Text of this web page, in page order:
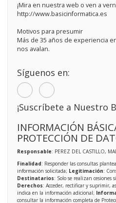
¡Mira en nuestra web o ven a
http://www.basicinformatica.es
Motivos para presumir
Más de 35 años de experiencia
nos avalan.
Síguenos en:
¡Suscríbete a Nuestro
INFORMACIÓN
PROTECCIÓN DE
Responsable: PEREZ DEL CASTILLO,
Finalidad: Responder las consultas
información solicitada; Legitimación:
Destinatarios: Solo se realizan cesiones
Derechos: Acceder, rectificar y suprimir,
indica en la información adicional;
consultar la información completa de